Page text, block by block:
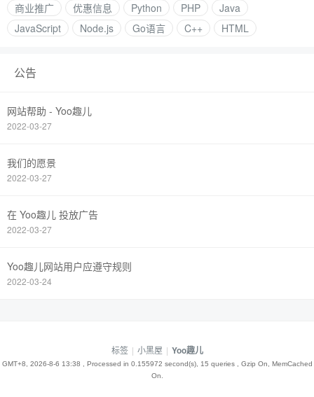
商业推广
优惠信息 Python PHP
Java
JavaScript
Node.js Go语言 C++ HTML
公告
网站帮助 - Yoo趣儿
2022-03-27
我们的愿景
2022-03-27
在 Yoo趣儿 投放广告
2022-03-27
Yoo趣儿网站用户应遵守规则
2022-03-24
标签 | 小黑屋 | Yoo趣儿
GMT+8, 2026-8-6 13:38 , Processed in 0.155972 second(s), 15 queries , Gzip On, MemCached
On.